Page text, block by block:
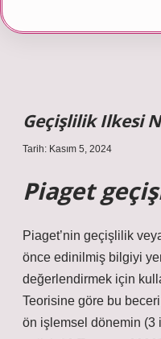
Geçişlilik Ilkesi
Tarih: Kasım 5, 2024
Piaget
Piaget’nin geçişlilik
önce edinilmiş bilgiyi
değerlendirmek için
Teorisine göre bu
ön işlemsel dönemin (3